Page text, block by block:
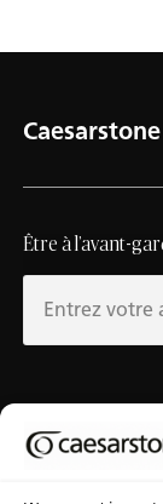
Caesarstone
Être à l’avant-